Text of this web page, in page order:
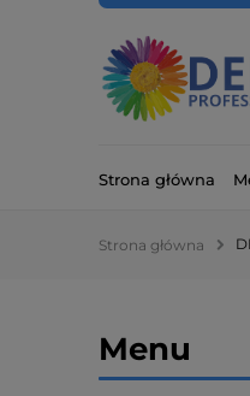
Strona główna
Strona główna
Menu